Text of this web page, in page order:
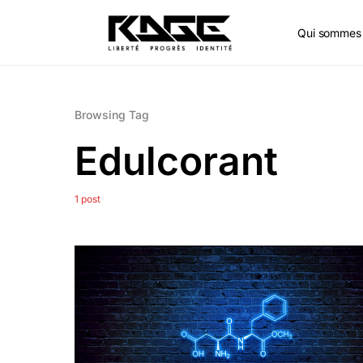
Qui
Browsing Tag
Edulcorant
1 post